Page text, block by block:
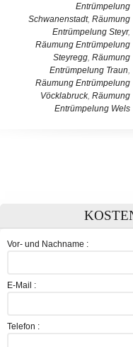
Entrümpelung
Schwanenstadt, Räumung
Entrümpelung Steyr,
Räumung Entrümpelung
Steyregg, Räumung
Entrümpelung Traun,
Räumung Entrümpelung
Vöcklabruck, Räumung
Entrümpelung Wels
Vor- und Nachname :
E-Mail :
Telefon :